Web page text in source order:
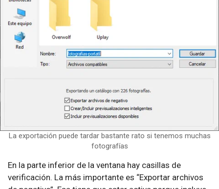
La exportación puede tardar bastante rato si tenemos muchas
fotografías
En la parte inferior de la ventana hay casillas de
verificación. La más importante es “Exportar archivos